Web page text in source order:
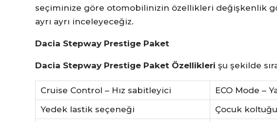
seçiminize göre otomobilinizin özellikleri değişkenlik
ayrı ayrı inceleyeceğiz.
Dacia Stepway Prestige Paket
Dacia Stepway Prestige Paket Özellikleri şu şekilde
Cruise Control – Hız sabitleyici
ECO Mode –
Yedek lastik seçeneği
Çocuk